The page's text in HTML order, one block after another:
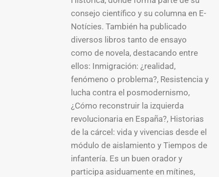
consejo científico y su columna en E-
Notícies. También ha publicado
diversos libros tanto de ensayo
como de novela, destacando entre
ellos: Inmigración: ¿realidad,
fenómeno o problema?, Resistencia y
lucha contra el posmodernismo,
¿Cómo reconstruir la izquierda
revolucionaria en España?, Historias
de la cárcel: vida y vivencias desde el
módulo de aislamiento y Tiempos de
infantería. Es un buen orador y
participa asiduamente en mítines,